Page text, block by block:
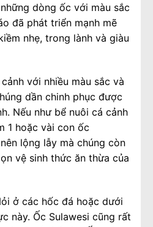
dòng ốc với màu sắc
đã phát triển mạnh mẽ
nhẹ, trong lành và giàu
với nhiều màu sắc và
dần chinh phục được
Nếu như bể nuôi cá cảnh
1 hoặc vài con ốc
lộng lẫy mà chúng còn
vệ sinh thức ăn thừa của
ở các hốc đá hoặc dưới
này. Ốc Sulawesi cũng rất